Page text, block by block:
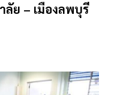
ลัย – เมืองลพบุรี